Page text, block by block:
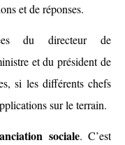
et de réponses.
du directeur de
et du président de
si les différents chefs
sur le terrain.
sociale. C’est